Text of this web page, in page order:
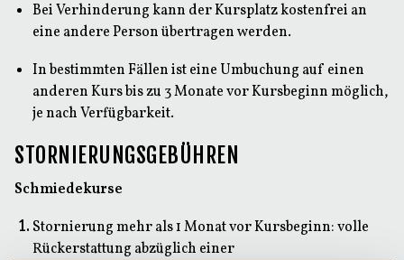
Bei Verhinderung kann der Kursplatz kostenfrei an
eine andere Person übertragen werden.
In bestimmten Fällen ist eine Umbuchung auf einen
anderen Kurs bis zu 3 Monate vor Kursbeginn möglich,
je nach Verfügbarkeit.
STORNIERUNGSGEBÜHREN
Schmiedekurse
Stornierung mehr als 1 Monat vor Kursbeginn: volle
Rückerstattung abzüglich einer